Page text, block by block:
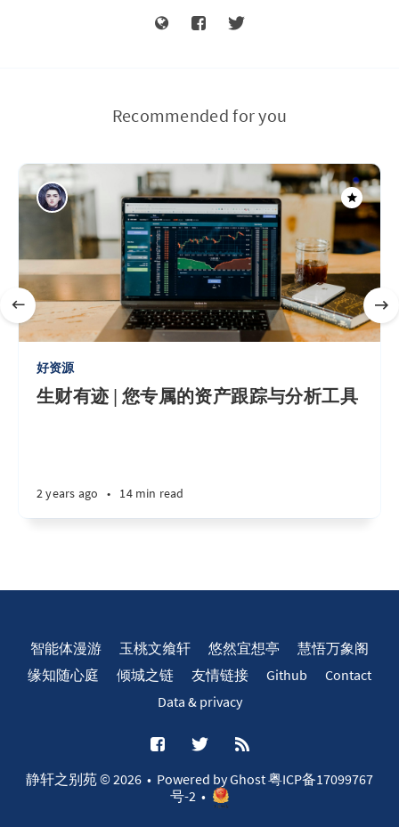
Recommended for you
好资源
生财有迹 | 您专属的资产跟踪与分析工具
2 years ago • 14 min read
智能体漫游 玉桃文飨轩 悠然宜想亭
慧悟万象阁
缘知随心庭
倾城之链 友情链接 Github
Contact
Data & privacy
静轩之别苑© 2026 • Powered byGhost粤ICP备17099767
号-2 •